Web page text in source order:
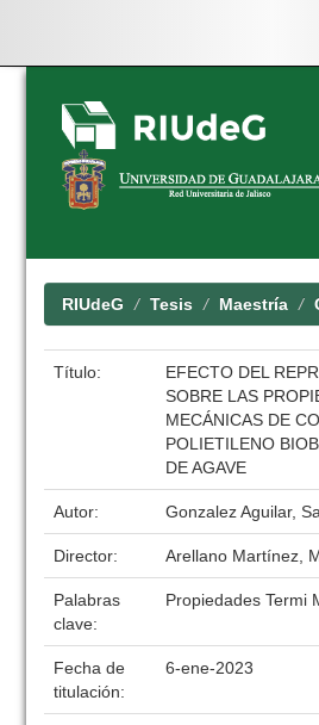
Skip
navigation
RIUdeG Tesis Maestría
Título:
EFECTO DEL
SOBRE LAS
MECÁNICAS DE
POLIETILENO
DE AGAVE
Autor: Gonzalez Aguilar,
Director: Arellano Martínez,
Palabras
clave:
Propiedades Termi
Fecha de
titulación:
6-ene-2023